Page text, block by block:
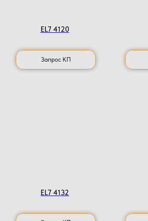
EL7 4120
Запрос КП
EL7 4132